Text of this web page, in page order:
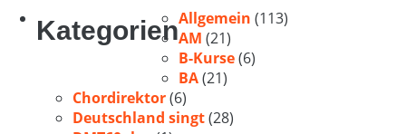
KategorienAllgemein (113)
AM (21)
B-Kurse(6)
BA(21)
Chordirektor(6)
Deutschland singt(28)